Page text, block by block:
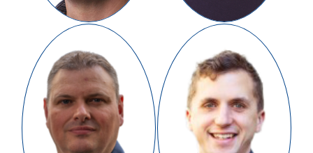
Simon Badger
Chairman of the Board
William Moore
Non-Executive Director